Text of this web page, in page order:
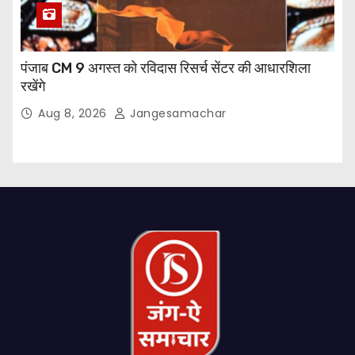
पंजाब CM 9 अगस्त को रविदास रिसर्च सेंटर की आधारशिला
रखेंगे
Aug 8, 2026 Jangesamachar